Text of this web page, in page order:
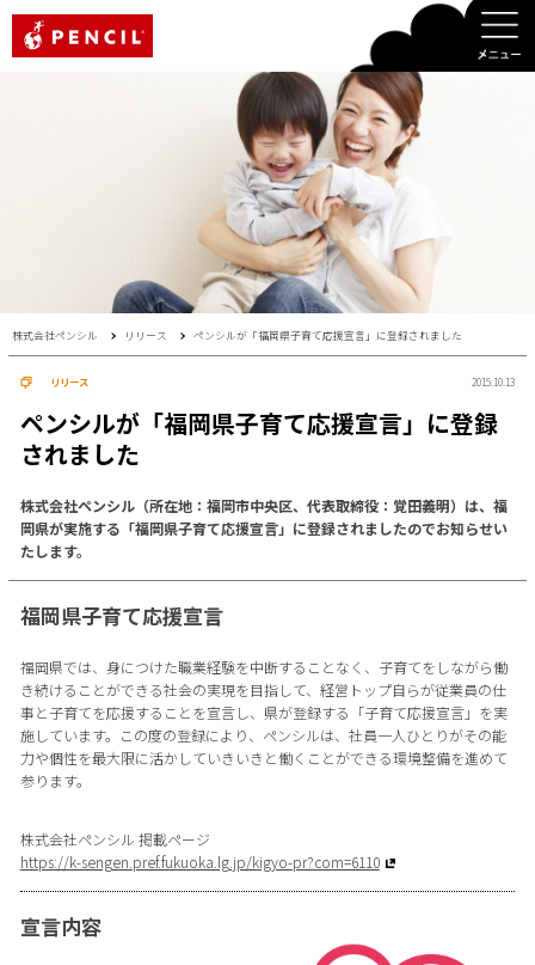
株式会社ペンシル リリース ペンシルが「福岡県子育て応援宣言」に登録されました
リリース 2015.10.13
ペンシルが「福岡県子育て応援宣言」に登録
されました
株式会社ペンシル（所在地：福岡市中央区、代表取締役：覚田義明）は、福
岡県が実施する「福岡県子育て応援宣言」に登録されましたのでお知らせい
たします。
福岡県子育て応援宣言
福岡県では、身につけた職業経験を中断することなく、子育てをしながら働
き続けることができる社会の実現を目指して、経営トップ自らが従業員の仕
事と子育てを応援することを宣言し、県が登録する「子育て応援宣言」を実
施しています。この度の登録により、ペンシルは、社員一人ひとりがその能
力や個性を最大限に活かしていきいきと働くことができる環境整備を進めて
参ります。
株式会社ペンシル 掲載ページ
https://k-sengen.pref.fukuoka.lg.jp/kigyo-pr?com=6110
宣言内容